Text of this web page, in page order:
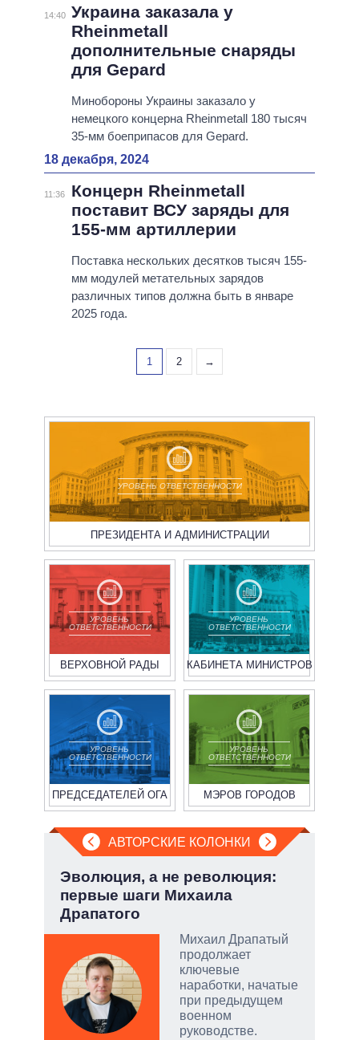
14:40 Украина заказала у
Rheinmetall
дополнительные снаряды
для Gepard
Минобороны Украины заказало у
немецкого концерна Rheinmetall 180 тысяч
35-мм боеприпасов для Gepard.
18 декабря, 2024
11:36
Концерн Rheinmetall
поставит ВСУ заряды для
155-мм артиллерии
Поставка нескольких десятков тысяч 155-
мм модулей метательных зарядов
различных типов должна быть в январе
2025 года.
1 2 →
УРОВЕНЬ ОТВЕТСТВЕННОСТИ
ПРЕЗИДЕНТА И АДМИНИСТРАЦИИ
УРОВЕНЬ
ОТВЕТСТВЕННОСТИ
ВЕРХОВНОЙ РАДЫ
УРОВЕНЬ
ОТВЕТСТВЕННОСТИ
КАБИНЕТА МИНИСТРОВ
УРОВЕНЬ
ОТВЕТСТВЕННОСТИ
ПРЕДСЕДАТЕЛЕЙ ОГА
УРОВЕНЬ
ОТВЕТСТВЕННОСТИ
МЭРОВ ГОРОДОВ
АВТОРСКИЕ КОЛОНКИ
Эволюция, а не революция:
первые шаги Михаила
Драпатого
Михаил Драпатый
продолжает
ключевые
наработки, начатые
при предыдущем
военном
руководстве.